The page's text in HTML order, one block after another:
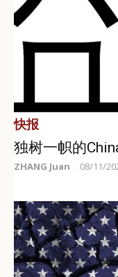
快报
独树一帜的
ZHANG Juan - 08/11/